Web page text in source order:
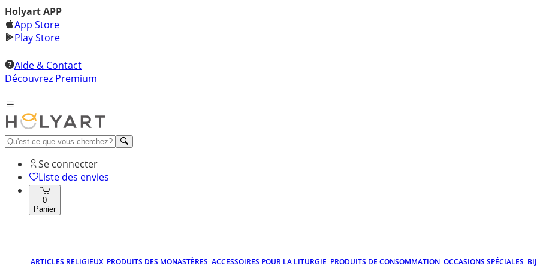
Holyart APP
App Store
Play Store
Aide & Contact
Découvrez Premium
Se connecter
Liste des envies
0
Panier
ARTICLES RELIGIEUX PRODUITS DES MONASTÈRES ACCESSOIRES POUR LA LITURGIE PRODUITS DE CONSOMMATION OCCASIONS SPÉCIALES